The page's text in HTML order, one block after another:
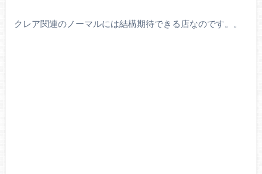
クレア関連のノーマルには結構期待できる店なのです。。